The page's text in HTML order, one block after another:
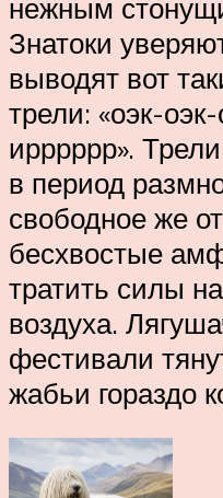
нежным
Знатоки
выводят вот
трели: «оэк-
ирррррр».
в период
свободное же
бесхвостые
тратить силы
воздуха.
фестивали
жабьи гораздо